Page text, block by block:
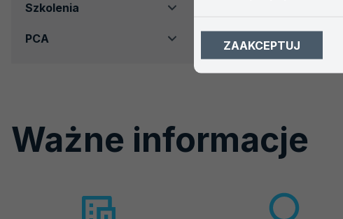
Szkolenia
PCA
Ważne informacje
ZAAKCEPTUJ